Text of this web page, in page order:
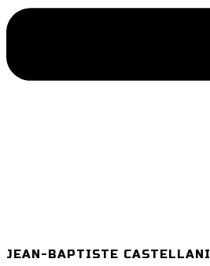
JEAN-BAPTISTE CASTELLANI